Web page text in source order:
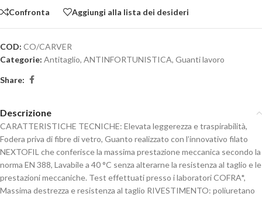
Confronta Aggiungi alla lista dei desideri
COD: CO/CARVER
Categorie: Antitaglio, ANTINFORTUNISTICA, Guanti lavoro
Share:
Descrizione
CARATTERISTICHE TECNICHE: Elevata leggerezza e traspirabilità,
Fodera priva di fibre di vetro, Guanto realizzato con l’innovativo filato
NEXTOFIL che conferisce la massima prestazione meccanica secondo la
norma EN 388, Lavabile a 40 °C senza alterarne la resistenza al taglio e le
prestazioni meccaniche. Test effettuati presso i laboratori COFRA*,
Massima destrezza e resistenza al taglio RIVESTIMENTO: poliuretano